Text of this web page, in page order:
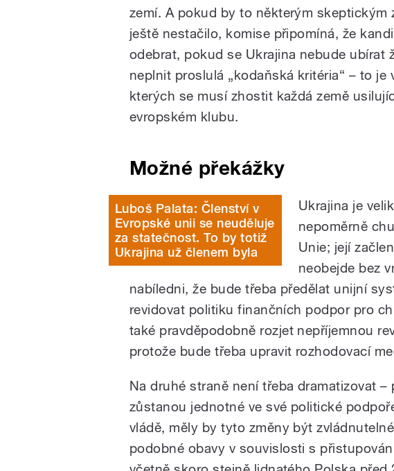
zemí. A pokud by to některým skeptickým
ještě nestačilo, komise připomíná, že
odebrat, pokud se Ukrajina nebude ubírat
neplnit proslulá „kodaňská kritéria“ – to je
kterých se musí zhostit každá země
evropském klubu.
Možné překážky
Luboš Palata: Členství v
Evropské unii se neuděluje
za statečnost. To by totiž
Ukrajina už členem byla
Ukrajina je
nepoměrně
Unie; její
neobejde bez
nabíledni, že bude třeba předělat unijní
revidovat politiku finančních podpor pro
také pravděpodobně rozjet nepříjemnou
protože bude třeba upravit rozhodovací
Na druhé straně není třeba dramatizovat
zůstanou jednotné ve své politické
vládě, měly by tyto změny být
podobné obavy v souvislosti s